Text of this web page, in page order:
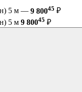
5 м — 9 80045 ₽
5 м 9 80045 ₽